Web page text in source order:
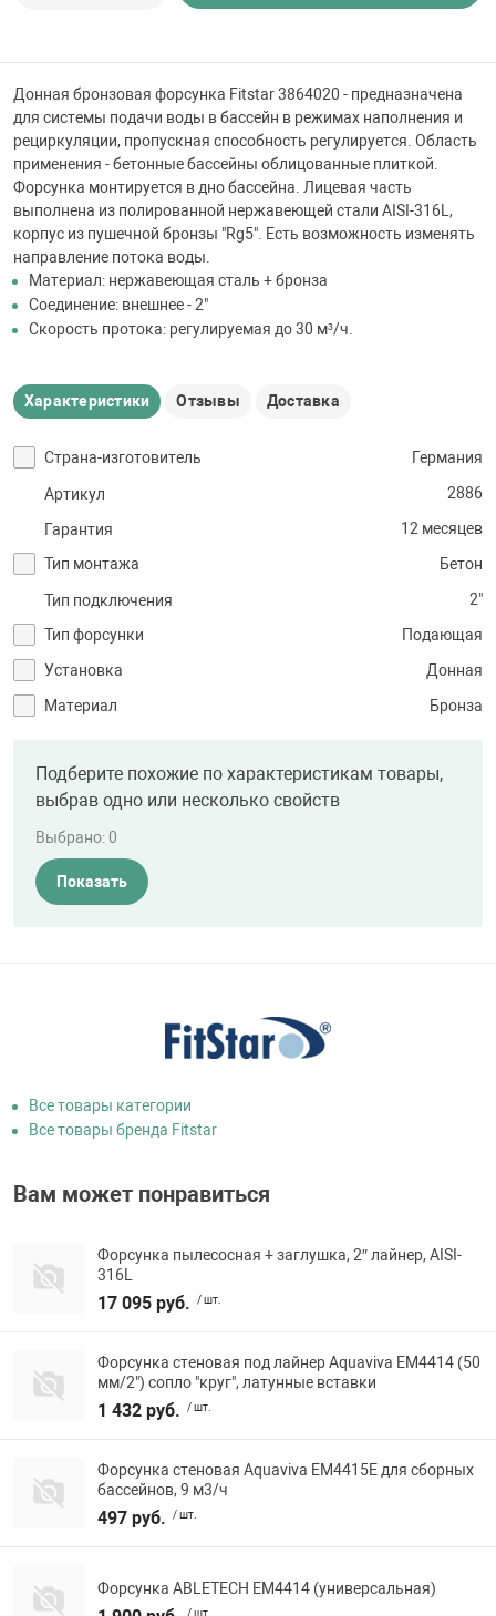
материалы
Донная бронзовая форсунка Fitstar 3864020 - предназначена
для системы подачи воды в бассейн в режимах наполнения и
рециркуляции, пропускная способность регулируется. Область
применения - бетонные бассейны облицованные плиткой.
Форсунка монтируется в дно бассейна. Лицевая часть
выполнена из полированной нержавеющей стали AISI-316L,
корпус из пушечной бронзы "Rg5". Есть возможность изменять
направление потока воды.
Материал: нержавеющая сталь + бронза
Соединение: внешнее - 2"
Скорость протока: регулируемая до 30 м³/ч.
Характеристики Отзывы Доставка
Страна-изготовитель Германия
Артикул 2886
Гарантия
12 месяцев
Тип монтажа
Бетон
Тип подключения
2"
Тип форсунки
Подающая
Установка
Донная
Материал
Бронза
Подберите похожие по характеристикам товары,
выбрав одно или несколько свойств
Выбрано:0
Показать
Все товары категории
Все товары бренда Fitstar
Вам может понравиться
Форсунка пылесосная + заглушка, 2″ лайнер, AISI-
316L
17 095 руб. / шт.
Форсунка стеновая под лайнер Aquaviva EM4414 (50
мм/2") сопло "круг", латунные вставки
1 432 руб. / шт.
Форсунка стеновая Aquaviva EM4415E для сборных
бассейнов, 9 м3/ч
497 руб. / шт.
Форсунка ABLETECH EM4414 (универсальная)